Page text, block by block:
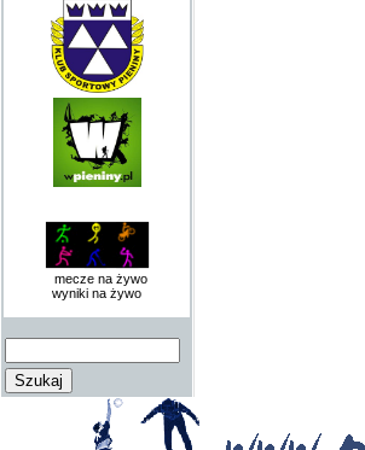
mecze na żywo
wyniki na żywo